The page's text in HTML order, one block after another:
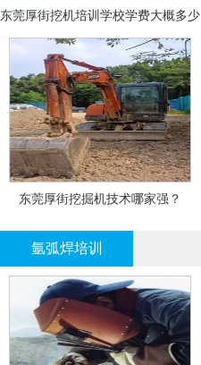
东莞厚街挖机培训学校学费大概多少
东莞厚街挖掘机技术哪家强？
氩弧焊培训